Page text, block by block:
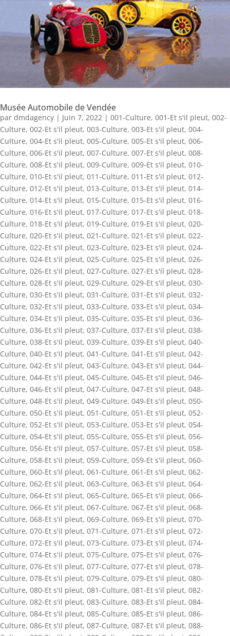
Musée Automobile de Vendée
par dmdagency | Juin 7, 2022 | 001-Culture, 001-Et s'il pleut, 002-
Culture, 002-Et s'il pleut, 003-Culture, 003-Et s'il pleut, 004-
Culture, 004-Et s'il pleut, 005-Culture, 005-Et s'il pleut, 006-
Culture, 006-Et s'il pleut, 007-Culture, 007-Et s'il pleut, 008-
Culture, 008-Et s'il pleut, 009-Culture, 009-Et s'il pleut, 010-
Culture, 010-Et s'il pleut, 011-Culture, 011-Et s'il pleut, 012-
Culture, 012-Et s'il pleut, 013-Culture, 013-Et s'il pleut, 014-
Culture, 014-Et s'il pleut, 015-Culture, 015-Et s'il pleut, 016-
Culture, 016-Et s'il pleut, 017-Culture, 017-Et s'il pleut, 018-
Culture, 018-Et s'il pleut, 019-Culture, 019-Et s'il pleut, 020-
Culture, 020-Et s'il pleut, 021-Culture, 021-Et s'il pleut, 022-
Culture, 022-Et s'il pleut, 023-Culture, 023-Et s'il pleut, 024-
Culture, 024-Et s'il pleut, 025-Culture, 025-Et s'il pleut, 026-
Culture, 026-Et s'il pleut, 027-Culture, 027-Et s'il pleut, 028-
Culture, 028-Et s'il pleut, 029-Culture, 029-Et s'il pleut, 030-
Culture, 030-Et s'il pleut, 031-Culture, 031-Et s'il pleut, 032-
Culture, 032-Et s'il pleut, 033-Culture, 033-Et s'il pleut, 034-
Culture, 034-Et s'il pleut, 035-Culture, 035-Et s'il pleut, 036-
Culture, 036-Et s'il pleut, 037-Culture, 037-Et s'il pleut, 038-
Culture, 038-Et s'il pleut, 039-Culture, 039-Et s'il pleut, 040-
Culture, 040-Et s'il pleut, 041-Culture, 041-Et s'il pleut, 042-
Culture, 042-Et s'il pleut, 043-Culture, 043-Et s'il pleut, 044-
Culture, 044-Et s'il pleut, 045-Culture, 045-Et s'il pleut, 046-
Culture, 046-Et s'il pleut, 047-Culture, 047-Et s'il pleut, 048-
Culture, 048-Et s'il pleut, 049-Culture, 049-Et s'il pleut, 050-
Culture, 050-Et s'il pleut, 051-Culture, 051-Et s'il pleut, 052-
Culture, 052-Et s'il pleut, 053-Culture, 053-Et s'il pleut, 054-
Culture, 054-Et s'il pleut, 055-Culture, 055-Et s'il pleut, 056-
Culture, 056-Et s'il pleut, 057-Culture, 057-Et s'il pleut, 058-
Culture, 058-Et s'il pleut, 059-Culture, 059-Et s'il pleut, 060-
Culture, 060-Et s'il pleut, 061-Culture, 061-Et s'il pleut, 062-
Culture, 062-Et s'il pleut, 063-Culture, 063-Et s'il pleut, 064-
Culture, 064-Et s'il pleut, 065-Culture, 065-Et s'il pleut, 066-
Culture, 066-Et s'il pleut, 067-Culture, 067-Et s'il pleut, 068-
Culture, 068-Et s'il pleut, 069-Culture, 069-Et s'il pleut, 070-
Culture, 070-Et s'il pleut, 071-Culture, 071-Et s'il pleut, 072-
Culture, 072-Et s'il pleut, 073-Culture, 073-Et s'il pleut, 074-
Culture, 074-Et s'il pleut, 075-Culture, 075-Et s'il pleut, 076-
Culture, 076-Et s'il pleut, 077-Culture, 077-Et s'il pleut, 078-
Culture, 078-Et s'il pleut, 079-Culture, 079-Et s'il pleut, 080-
Culture, 080-Et s'il pleut, 081-Culture, 081-Et s'il pleut, 082-
Culture, 082-Et s'il pleut, 083-Culture, 083-Et s'il pleut, 084-
Culture, 084-Et s'il pleut, 085-Culture, 085-Et s'il pleut, 086-
Culture, 086-Et s'il pleut, 087-Culture, 087-Et s'il pleut, 088-